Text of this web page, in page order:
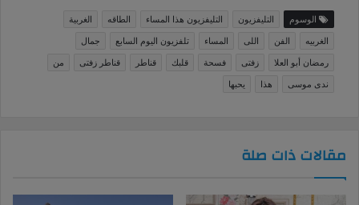
الوسوم التليفزيون التليفزيون هذا المساء الطاقه
الغربية
الغربيه
الفن اللى المساء تلفزيون اليوم السابع
جمال
رمضان أبو العلا
زفتى فسحة قلبك قناطر قناطر زفتى
من
ندى موسى
هذا يحبها
مقالات ذات صلة